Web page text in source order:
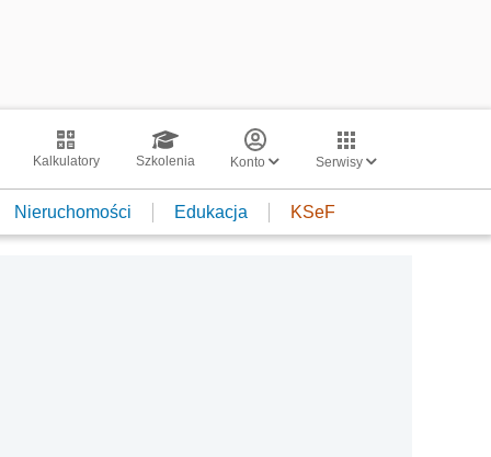
Kalkulatory Szkolenia Konto Serwisy
Nieruchomości Edukacja KSeF